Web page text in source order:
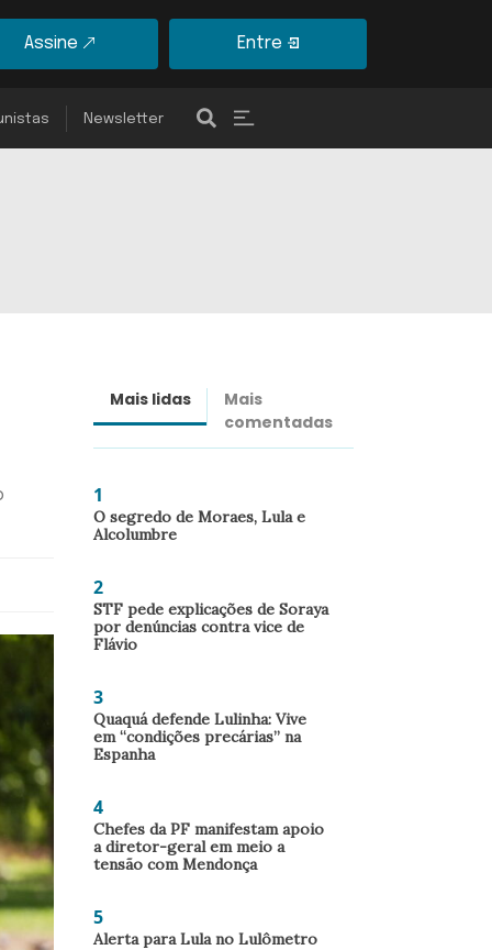
Assine Entre
Newsletter
Mais lidas
Mais
comentadas
1
O segredo de Moraes, Lula e
Alcolumbre
2
STF pede explicações de Soraya
por denúncias contra vice de
Flávio
3
Quaquá defende Lulinha: Vive
em “condições precárias” na
Espanha
4
Chefes da PF manifestam apoio
a diretor-geral em meio a
tensão com Mendonça
5
Alerta para Lula no Lulômetro